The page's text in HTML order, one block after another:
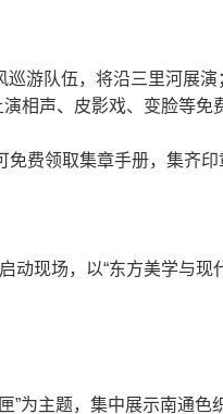
游队伍，将沿三里河展
相声、皮影戏、变脸等免
费领取集章手册，集齐印
动现场，以“东方美学与
”为主题，集中展示南通